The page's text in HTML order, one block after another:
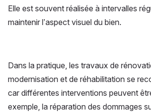
Elle est souvent réalisée à intervalles
maintenir l’aspect visuel du bien.
Dans la pratique, les travaux de
modernisation et de réhabilitation se
car différentes interventions peuvent
exemple, la réparation des dommages